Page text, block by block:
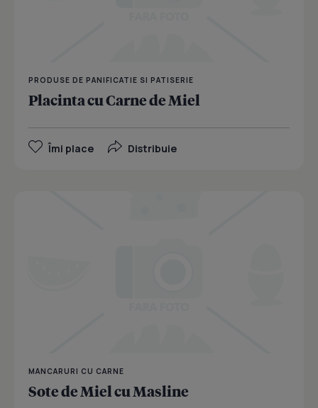
PRODUSE DE PANIFICATIE SI PATISERIE
Placinta cu Carne de Miel
Îmi place Distribuie
MANCARURI CU CARNE
Sote de Miel cu Masline